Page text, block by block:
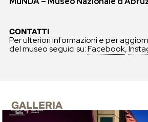
CONTATTI
Per ulteriori informazioni e per
del museo seguici su:Facebook,
GALLERIA